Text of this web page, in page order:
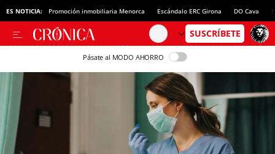
ES NOTICIA: Promoción inmobiliaria Menorca Escándalo ERC Girona DO Cava
Pásate al MODO AHORRO